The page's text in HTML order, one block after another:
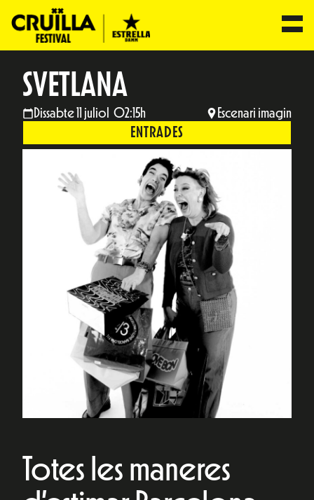
SVETLANA
Dissabte 11 juliol 02:15h Escenari imagin
ENTRADES
Totes les maneres